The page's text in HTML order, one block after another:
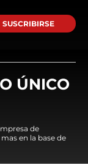
SUSCRIBIRSE
ÚNICO
de
en la base de